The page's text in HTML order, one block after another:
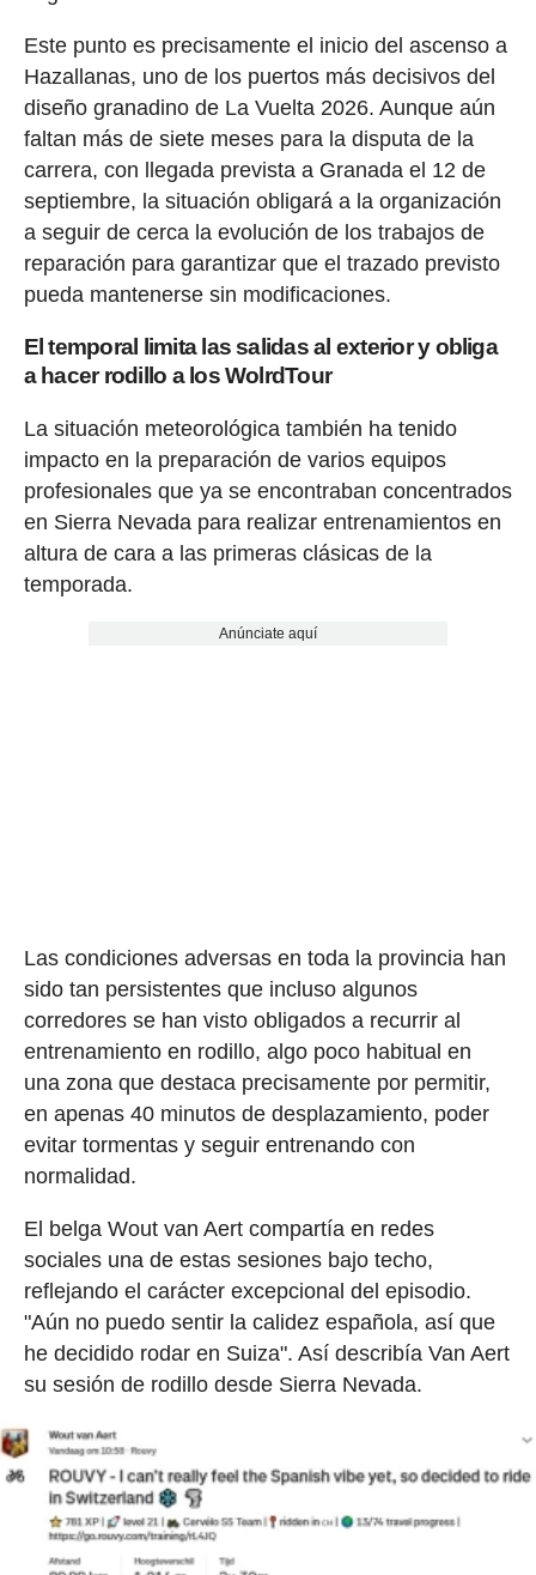
Este punto es precisamente el inicio del ascenso a
Hazallanas, uno de los puertos más decisivos del
diseño granadino de La Vuelta 2026. Aunque aún
faltan más de siete meses para la disputa de la
carrera, con llegada prevista a Granada el 12 de
septiembre, la situación obligará a la organización
a seguir de cerca la evolución de los trabajos de
reparación para garantizar que el trazado previsto
pueda mantenerse sin modificaciones.
El temporal limita las salidas al exterior y obliga
a hacer rodillo a los WolrdTour
La situación meteorológica también ha tenido
impacto en la preparación de varios equipos
profesionales que ya se encontraban concentrados
en Sierra Nevada para realizar entrenamientos en
altura de cara a las primeras clásicas de la
temporada.
Anúnciate aquí
Las condiciones adversas en toda la provincia han
sido tan persistentes que incluso algunos
corredores se han visto obligados a recurrir al
entrenamiento en rodillo, algo poco habitual en
una zona que destaca precisamente por permitir,
en apenas 40 minutos de desplazamiento, poder
evitar tormentas y seguir entrenando con
normalidad.
El belga Wout van Aert compartía en redes
sociales una de estas sesiones bajo techo,
reflejando el carácter excepcional del episodio.
"Aún no puedo sentir la calidez española, así que
he decidido rodar en Suiza". Así describía Van Aert
su sesión de rodillo desde Sierra Nevada.